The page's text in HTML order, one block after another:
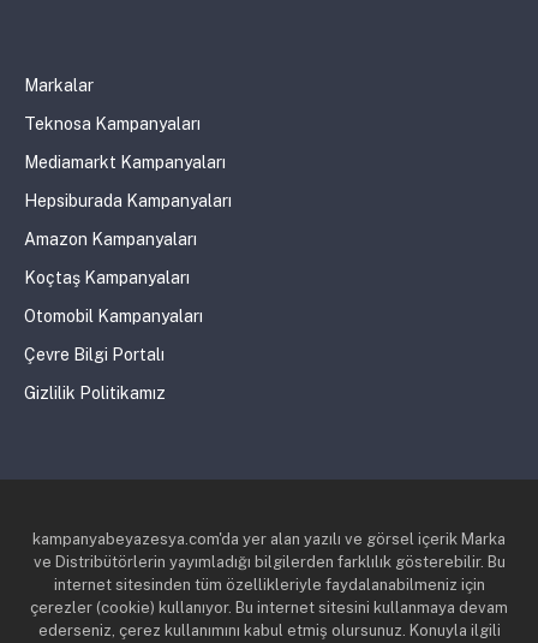
Markalar
Teknosa Kampanyaları
Mediamarkt Kampanyaları
Hepsiburada Kampanyaları
Amazon Kampanyaları
Koçtaş Kampanyaları
Otomobil Kampanyaları
Çevre Bilgi Portalı
Gizlilik Politikamız
kampanyabeyazesya.com'da yer alan yazılı ve görsel içerik Marka
ve Distribütörlerin yayımladığı bilgilerden farklılık gösterebilir. Bu
internet sitesinden tüm özellikleriyle faydalanabilmeniz için
çerezler (cookie) kullanıyor. Bu internet sitesini kullanmaya devam
ederseniz, çerez kullanımını kabul etmiş olursunuz. Konuyla ilgili